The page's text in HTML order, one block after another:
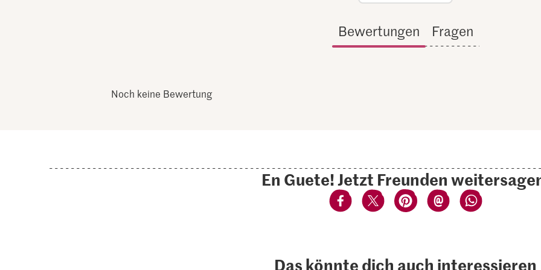
Bewertungen Fragen
Noch keine Bewertung
En Guete! Jetzt Freunden
Das könnte dich auch interessieren